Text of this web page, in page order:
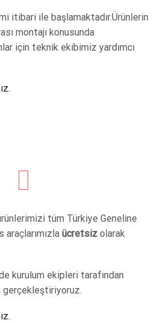
itibari ile başlamaktadır.Ürünlerin
montajı konusunda
için teknik ekibimiz yardımcı
tüm Türkiye Geneline
araçlarımızla ücretsiz olarak
kurulum ekipleri tarafından
gerçekleştiriyoruz.